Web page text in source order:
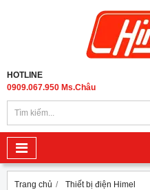
HOTLINE
0909.067.950 Ms.Châu
Trang chủ
Thiết bị điện Himel